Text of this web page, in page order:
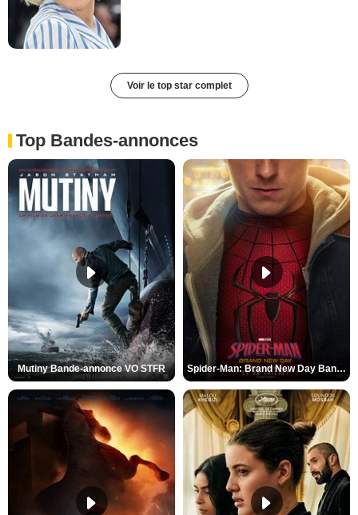
Voir le top star complet
Top Bandes-annonces
Mutiny Bande-annonce VO STFR Spider-Man: Brand New Day Bande-annonce VO STFR